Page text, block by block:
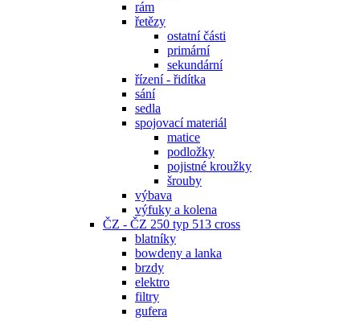
rám
řetězy
ostatní části
primární
sekundární
řízení - řidítka
sání
sedla
spojovací materiál
matice
podložky
pojistné kroužky
šrouby
výbava
výfuky a kolena
ČZ - ČZ 250 typ 513 cross
blatníky
bowdeny a lanka
brzdy
elektro
filtry
gufera